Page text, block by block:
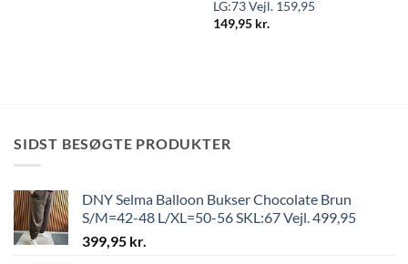
LG:73 Vejl. 159,95
149,95 kr.
SIDST BESØGTE PRODUKTER
DNY Selma Balloon Bukser Chocolate Brun
S/M=42-48 L/XL=50-56 SKL:67 Vejl. 499,95
399,95 kr.